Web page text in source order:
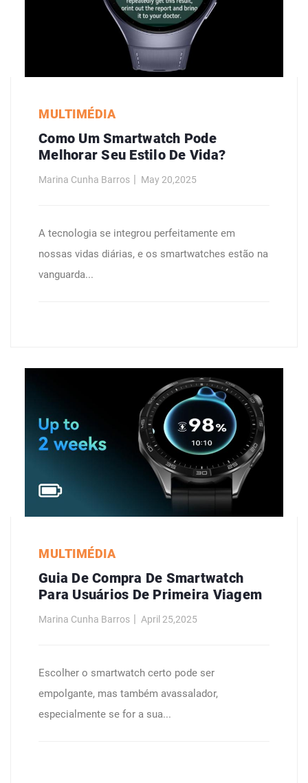
MULTIMÉDIA
Como Um Smartwatch Pode
Melhorar Seu Estilo De Vida?
Marina Cunha Barros May 20,2025
A tecnologia se integrou perfeitamente em
nossas vidas diárias, e os smartwatches estão na
vanguarda...
MULTIMÉDIA
Guia De Compra De Smartwatch
Para Usuários De Primeira Viagem
Marina Cunha Barros April 25,2025
Escolher o smartwatch certo pode ser
empolgante, mas também avassalador,
especialmente se for a sua...